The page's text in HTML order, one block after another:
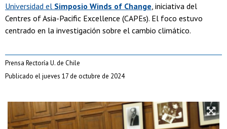
Universidad el Simposio Winds of Change, iniciativa del
Centres of Asia-Pacific Excellence (CAPEs). El foco estuvo
centrado en la investigación sobre el cambio climático.
Prensa Rectoría U. de Chile
Publicado el jueves 17 de octubre de 2024